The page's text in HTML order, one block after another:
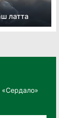
латта
«Сердало»